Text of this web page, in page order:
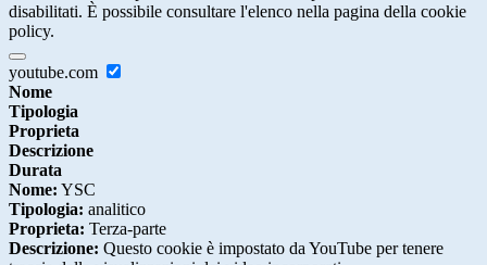
disabilitati. È possibile consultare l'elenco nella pagina della cookie
policy.
youtube.com
Nome
Tipologia
Proprieta
Descrizione
Durata
Nome: YSC
Tipologia: analitico
Proprieta: Terza-parte
Descrizione: Questo cookie è impostato da YouTube per tenere